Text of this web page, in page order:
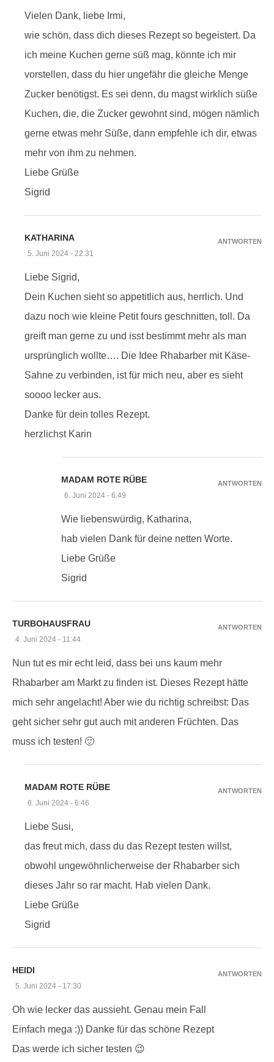
Vielen Dank, liebe Irmi,
wie schön, dass dich dieses Rezept so begeistert. Da
ich meine Kuchen gerne süß mag, könnte ich mir
vorstellen, dass du hier ungefähr die gleiche Menge
Zucker benötigst. Es sei denn, du magst wirklich süße
Kuchen, die, die Zucker gewohnt sind, mögen nämlich
gerne etwas mehr Süße, dann empfehle ich dir, etwas
mehr von ihm zu nehmen.
Liebe Grüße
Sigrid
KATHARINA
5. Juni 2024 - 22:31
Liebe Sigrid,
Dein Kuchen sieht so appetitlich aus, herrlich. Und
dazu noch wie kleine Petit fours geschnitten, toll. Da
greift man gerne zu und isst bestimmt mehr als man
ursprünglich wollte…. Die Idee Rhabarber mit Käse-
Sahne zu verbinden, ist für mich neu, aber es sieht
soooo lecker aus.
Danke für dein tolles Rezept.
herzlichst Karin
ANTWORTEN
MADAM ROTE RÜBE
6. Juni 2024 - 6:49
Wie liebenswürdig, Katharina,
hab vielen Dank für deine netten Worte.
Liebe Grüße
Sigrid
ANTWORTEN
TURBOHAUSFRAU
4. Juni 2024 - 11:44
Nun tut es mir echt leid, dass bei uns kaum mehr
Rhabarber am Markt zu finden ist. Dieses Rezept hätte
mich sehr angelacht! Aber wie du richtig schreibst: Das
geht sicher sehr gut auch mit anderen Früchten. Das
muss ich testen! 🙂
ANTWORTEN
MADAM ROTE RÜBE
6. Juni 2024 - 6:46
Liebe Susi,
das freut mich, dass du das Rezept testen willst,
obwohl ungewöhnlicherweise der Rhabarber sich
dieses Jahr so rar macht. Hab vielen Dank.
Liebe Grüße
Sigrid
ANTWORTEN
HEIDI
5. Juni 2024 - 17:30
Oh wie lecker das aussieht. Genau mein Fall
Einfach mega :)) Danke für das schöne Rezept
Das werde ich sicher testen 😉
ANTWORTEN